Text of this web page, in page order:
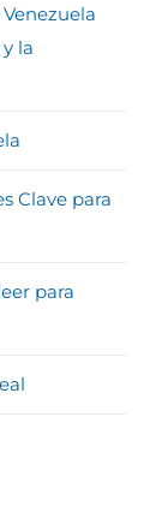
la
Clave para
para